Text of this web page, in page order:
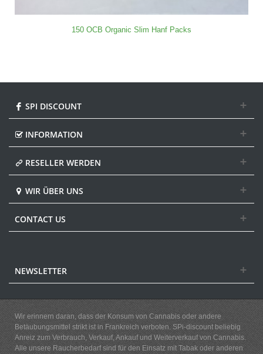
150 OCB Organic Slim Hanf Packs
SPI DISCOUNT
INFORMATION
RESELLER WERDEN
WIR ÜBER UNS
CONTACT US
NEWSLETTER
Wir erinnern daran, dass der Konsum von Cannabis oder andere
Betäubungsmittel strikt ist in Frankreich verboten. SPi-discount beliebig
Anreiz zum Verbrauch, Verkauf, Ankauf und Weiterverkauf von Cannabis.
Alle unsere Raucherbedarf sind für den Einsatz mit Tabak oder anderen